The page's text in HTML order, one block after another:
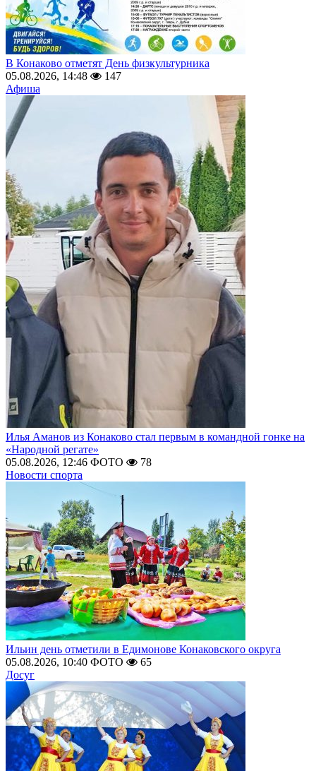
В Конаково отметят День физкультурника
05.08.2026, 14:48
147
Афиша
Илья Аманов из Конаково стал первым в командной гонке на
«Народной регате»
05.08.2026, 12:46 ФОТО
78
Новости спорта
Ильин день отметили в Едимонове Конаковского округа
05.08.2026, 10:40 ФОТО
65
Досуг